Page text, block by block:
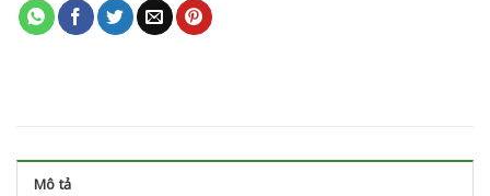
Mô tả